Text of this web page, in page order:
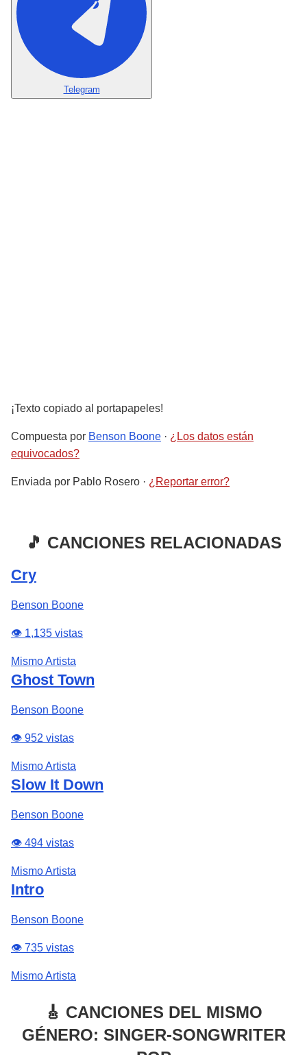
Telegram
¡Texto copiado al portapapeles!
Compuesta por Benson Boone · ¿Los datos están
equivocados?
Enviada por Pablo Rosero · ¿Reportar error?
🎵 CANCIONES RELACIONADAS
Cry
Benson Boone
👁️ 1,135 vistas
Mismo Artista
Ghost Town
Benson Boone
👁️ 952 vistas
Mismo Artista
Slow It Down
Benson Boone
👁️ 494 vistas
Mismo Artista
Intro
Benson Boone
👁️ 735 vistas
Mismo Artista
🎸 CANCIONES DEL MISMO
GÉNERO: SINGER-SONGWRITER